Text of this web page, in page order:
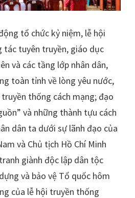
tổ chức kỷ niệm, lễ hội
tác tuyên truyền, giáo dục
và các tầng lớp nhân dân,
toàn tỉnh về lòng yêu nước,
thống cách mạng; đạo
và những thành tựu cách
dân ta dưới sự lãnh đạo của
và Chủ tịch Hồ Chí Minh
giành độc lập dân tộc
và bảo vệ Tổ quốc hôm
của lễ hội truyền thống